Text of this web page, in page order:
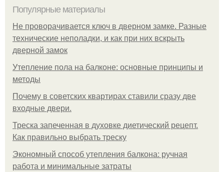
Популярные материалы
Не проворачивается ключ в дверном замке. Разные
технические неполадки, и как при них вскрыть
дверной замок
Утепление пола на балконе: основные принципы и
методы
Почему в советских квартирах ставили сразу две
входные двери.
Треска запеченная в духовке диетический рецепт.
Как правильно выбрать треску
Экономный способ утепления балкона: ручная
работа и минимальные затраты